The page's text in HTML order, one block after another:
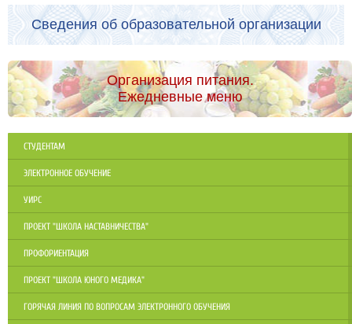
Сведения об образовательной организации
Организация питания.
Ежедневные меню
СТУДЕНТАМ
ЭЛЕКТРОННОЕ ОБУЧЕНИЕ
УИРС
ПРОЕКТ "ШКОЛА НАСТАВНИЧЕСТВА"
ПРОФОРИЕНТАЦИЯ
ПРОЕКТ "ШКОЛА ЮНОГО МЕДИКА"
ГОРЯЧАЯ ЛИНИЯ ПО ВОПРОСАМ ЭЛЕКТРОННОГО ОБУЧЕНИЯ